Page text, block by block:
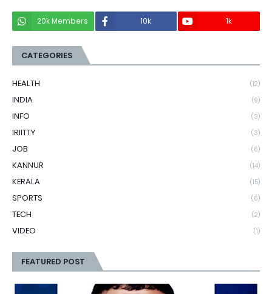
20k Members 10k 1k
CATEGORIES
HEALTH (12)
INDIA (9)
INFO (3)
IRIITTY (3)
JOB (6)
KANNUR (14)
KERALA (15)
SPORTS (6)
TECH (2)
VIDEO (1)
FEATURED POST